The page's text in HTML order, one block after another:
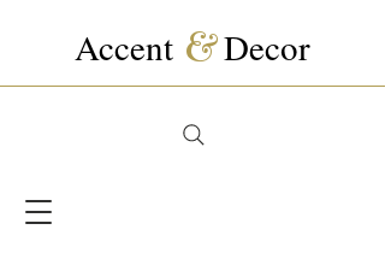
Accent &Decor